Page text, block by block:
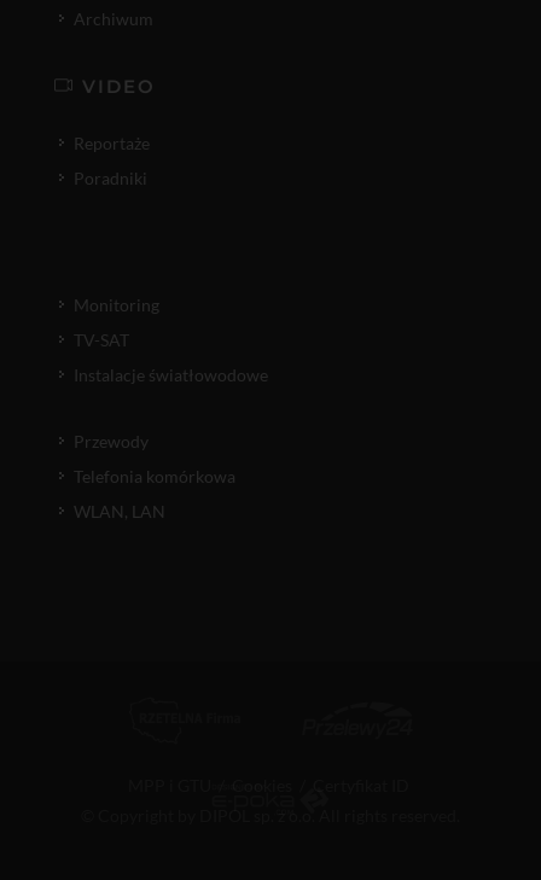
Archiwum
VIDEO
Reportaże
Poradniki
Monitoring
TV-SAT
Instalacje światłowodowe
Przewody
Telefonia komórkowa
WLAN, LAN